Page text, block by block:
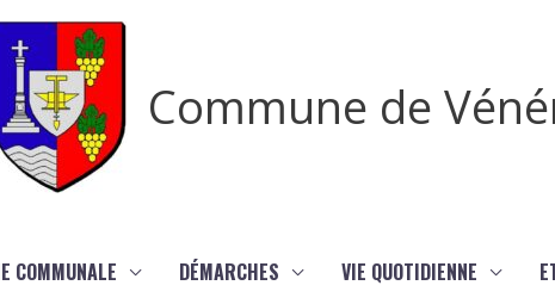
Commune de
COMMUNALE DÉMARCHES VIE QUOTIDIENNE